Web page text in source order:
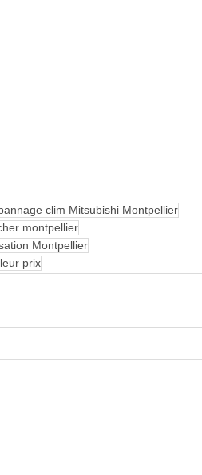
clim Mitsubishi Montpellier
montpellier
Montpellier
prix